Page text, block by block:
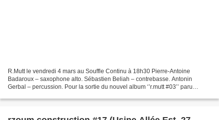
R.Mutt le vendredi 4 mars au Souffle Continu à 18h30 Pierre-Antoine
Badaroux – saxophone alto. Sébastien Beliah – contrebasse. Antonin
Gerbal – percussion. Pour la sortie du nouvel album ‘’r.mutt #03’’ paru